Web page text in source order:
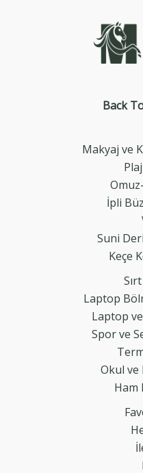
Back
Makyaj ve
İpli
Suni
Keçe
Laptop
Laptop
Spor ve
Okul ve
Ham